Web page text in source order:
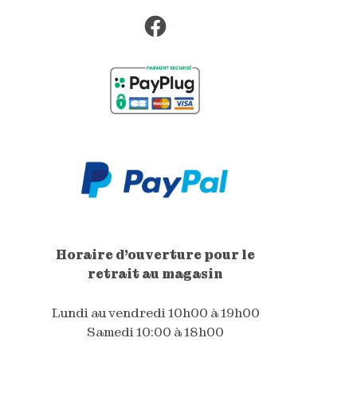
Facebook
Horaire d'ouverture pour le
retrait au magasin
Lundi au vendredi 10h00 à 19h00
Samedi 10:00 à 18h00